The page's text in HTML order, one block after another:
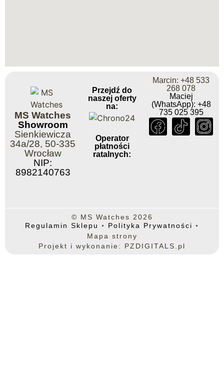
MS Watches
Showroom
Sienkiewicza
34a/28, 50-335
Wrocław
NIP:
8982140763
Przejdź do
naszej oferty
na:
Operator
płatności
ratalnych:
Marcin: +48 533
268 078
Maciej
(WhatsApp): +48
735 025 395
© MS Watches 2026
Regulamin Sklepu ◦ Polityka Prywatności ◦
Mapa strony
Projekt i wykonanie: PZDIGITALS.pl